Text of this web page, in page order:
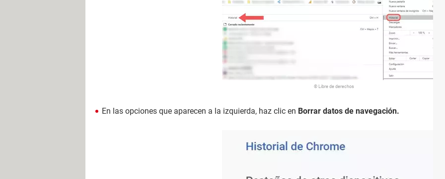
© Libre de derechos
En las opciones que aparecen a la izquierda, haz clic en Borrar datos de navegación.